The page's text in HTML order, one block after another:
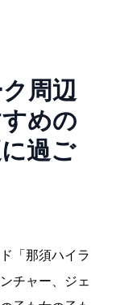
周辺
めの
に過ご
「那須ハイラ
ンチャー、ジェ